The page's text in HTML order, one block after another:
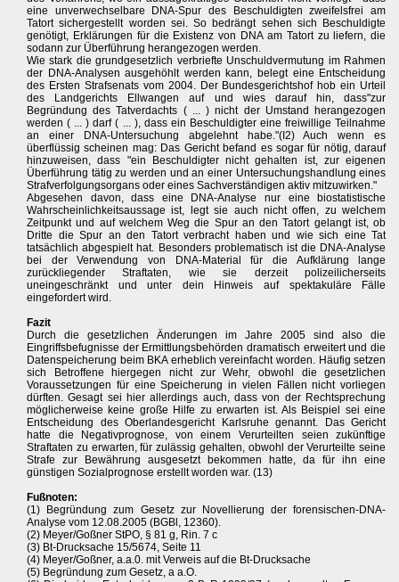
eine unverwechselbare DNA-Spur des Beschuldigten zweifelsfrei am
Tatort sichergestellt worden sei. So bedrängt sehen sich Beschuldigte
genötigt, Erklärungen für die Existenz von DNA am Tatort zu liefern, die
sodann zur Überführung herangezogen werden.
Wie stark die grundgesetzlich verbriefte Unschuldvermutung im Rahmen
der DNA-Analysen ausgehöhlt werden kann, belegt eine Entscheidung
des Ersten Strafsenats vom 2004. Der Bundesgerichtshof hob ein Urteil
des Landgerichts Ellwangen auf und wies darauf hin, dass"zur
Begründung des Tatverdachts ( ... ) nicht der Umstand herangezogen
werden ( ... ) darf ( ... ), dass ein Beschuldigter eine freiwillige Teilnahme
an einer DNA-Untersuchung abgelehnt habe."(I2) Auch wenn es
überflüssig scheinen mag: Das Gericht befand es sogar für nötig, darauf
hinzuweisen, dass "ein Beschuldigter nicht gehalten ist, zur eigenen
Überführung tätig zu werden und an einer Untersuchungshandlung eines
Strafverfolgungsorgans oder eines Sachverständigen aktiv mitzuwirken."
Abgesehen davon, dass eine DNA-Analyse nur eine biostatistische
Wahrscheinlichkeitsaussage ist, legt sie auch nicht offen, zu welchem
Zeitpunkt und auf welchem Weg die Spur an den Tatort gelangt ist, ob
Dritte die Spur an den Tatort verbracht haben und wie sich eine Tat
tatsächlich abgespielt hat. Besonders problematisch ist die DNA-Analyse
bei der Verwendung von DNA-Material für die Aufklärung lange
zurückliegender Straftaten, wie sie derzeit polizeilicherseits
uneingeschränkt und unter dein Hinweis auf spektakuläre Fälle
eingefordert wird.
Fazit
Durch die gesetzlichen Änderungen im Jahre 2005 sind also die
Eingriffsbefugnisse der Ermittlungsbehörden dramatisch erweitert und die
Datenspeicherung beim BKA erheblich vereinfacht worden. Häufig setzen
sich Betroffene hiergegen nicht zur Wehr, obwohl die gesetzlichen
Voraussetzungen für eine Speicherung in vielen Fällen nicht vorliegen
dürften. Gesagt sei hier allerdings auch, dass von der Rechtsprechung
möglicherweise keine große Hilfe zu erwarten ist. Als Beispiel sei eine
Entscheidung des Oberlandesgericht Karlsruhe genannt. Das Gericht
hatte die Negativprognose, von einem Verurteilten seien zukünftige
Straftaten zu erwarten, für zulässig gehalten, obwohl der Verurteilte seine
Strafe zur Bewährung ausgesetzt bekommen hatte, da für ihn eine
günstigen Sozialprognose erstellt worden war. (13)
Fußnoten:
(1) Begründung zum Gesetz zur Novellierung der forensischen-DNA-
Analyse vom 12.08.2005 (BGBl, 12360).
(2) Meyer/Goßner StPO, § 81 g, Rin. 7 c
(3) Bt-Drucksache 15/5674, Seite 11
(4) Meyer/Goßner, a.a.0. mit Verweis auf die Bt-Drucksache
(5) Begründung zum Gesetz, a a.O.